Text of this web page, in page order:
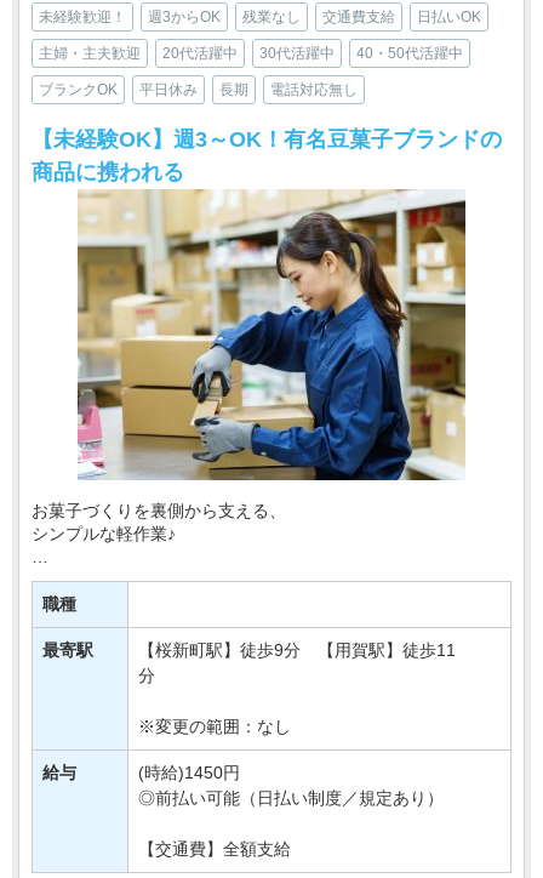
未経験歓迎！ 週3からOK 残業なし 交通費支給 日払いOK
主婦・主夫歓迎 20代活躍中 30代活躍中 40・50代活躍中
ブランクOK 平日休み 長期 電話対応無し
【未経験OK】週3～OK！有名豆菓子ブランドの
商品に携われる
お菓子づくりを裏側から支える、
シンプルな軽作業♪
百貨店などで販売されている豆菓子の物流センターで、
袋詰めや梱包などをおまかせします！
＼おすすめPOINT／
☆モクモク作業が好きな方
職種
最寄駅
【桜新町駅】徒歩9分 【用賀駅】徒歩11
分
※変更の範囲：なし
給与
(時給)1450円
◎前払い可能（日払い制度／規定あり）
【交通費】全額支給